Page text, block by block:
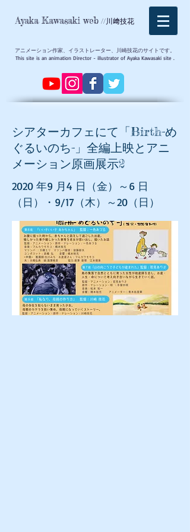
Ayaka Kawasaki web //川﨑技花
アニメーション作家、イラストレーター、川崎技花のサイトです。
This site is an animation Director - illustrator of Ayaka Kawasaki site .
シアターカフェにて「Birth-め
ぐるいのち-」全編上映とアニ
メーション原画展示2
2020 年9 月4 日（金）～6 日
（日）・9/17（木）～20（日）